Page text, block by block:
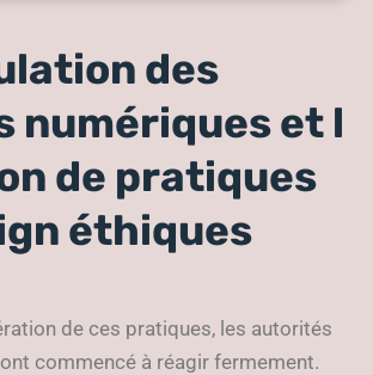
des
numériques et l
de pratiques
éthiques
de ces pratiques, les autorités
commencé à réagir fermement.